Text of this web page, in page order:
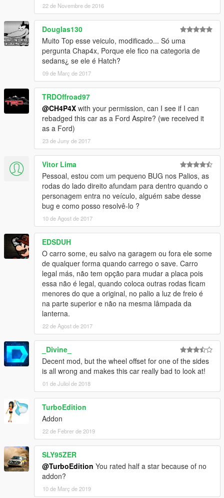
22 de Novembre de 2016
Douglas130
Muito Top esse veiculo, modificado... Só uma
pergunta Chap4x, Porque ele fico na categoria de
sedans¿ se ele é Hatch?
09 de Març de 2017
TRDOffroad97
@CH4P4X with your permission, can I see if I can
rebadged this car as a Ford Aspire? (we received it
as a Ford)
23 de Juny de 2017
Vitor Lima
Pessoal, estou com um pequeno BUG nos Palios, as
rodas do lado direito afundam para dentro quando o
personagem entra no veículo, alguém sabe desse
bug e como posso resolvê-lo ?
10 de Agost de 2017
EDSDUH
O carro some, eu salvo na garagem ou fora ele some
de qualquer forma quando carrego o save. Carro
legal más, não tem opção para mudar a placa pois
essa não é legal, quando coloca outras rodas ficam
menores do que a original, no palio a luz de freio é
na parte superior e não na mesma lâmpada da
lanterna.
22 de Agost de 2017
_Divine_
Decent mod, but the wheel offset for one of the sides
is all wrong and makes this car really bad to look at!
01 de Juliol de 2018
TurboEdition
Addon
22 de Febrer de 2019
SLY95ZER
@TurboEdition You rated half a star because of no
addon?
10 de Març de 2019